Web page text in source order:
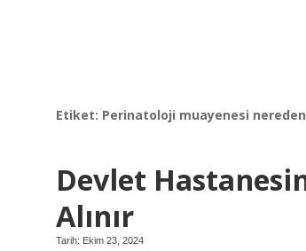
Etiket: Perinatoloji muayenesi nereden
Devlet
Alınır
Tarih: Ekim 23, 2024